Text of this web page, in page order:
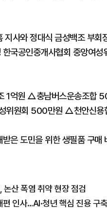
지사와 정대식 금성백조 부
국공인중개사협회 중앙여
1억원 △충남버스운송조
위원회 500만원 △천안신
은 도민을 위한 생필품 구
산 폭염 취약 현장 점검
인사…AI·청년 핵심 진용 구축